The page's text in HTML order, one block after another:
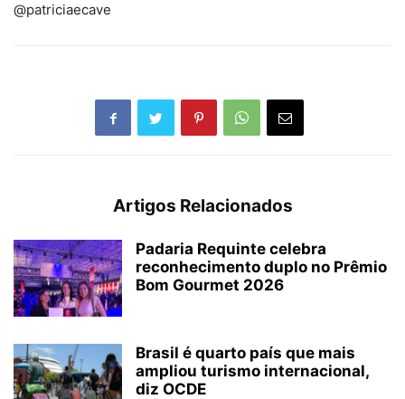
@patriciaecave
Artigos Relacionados
Padaria Requinte celebra
reconhecimento duplo no Prêmio
Bom Gourmet 2026
Brasil é quarto país que mais
ampliou turismo internacional,
diz OCDE